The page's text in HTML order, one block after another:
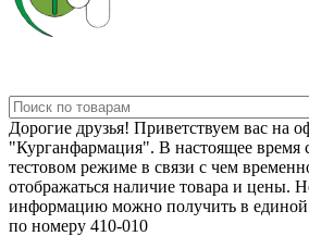
Дорогие друзья! Приветствуем вас на
"Курганфармация". В настоящее время
тестовом режиме в связи с чем
отображаться наличие товара и цены.
информацию можно получить в единой
по номеру 410-010